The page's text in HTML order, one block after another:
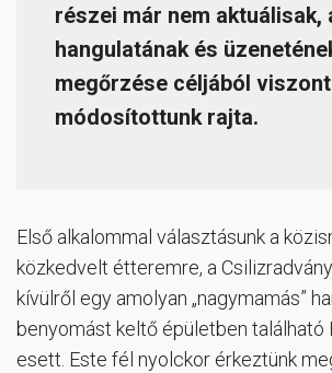
részei már nem aktuálisak,
hangulatának és
megőrzése céljából
módosítottunk rajta.
Első alkalommal választásunk a
közkedvelt étteremre, a
kívülről egy amolyan „nagymamás”
benyomást keltő épületben található
esett. Este fél nyolckor érkeztünk